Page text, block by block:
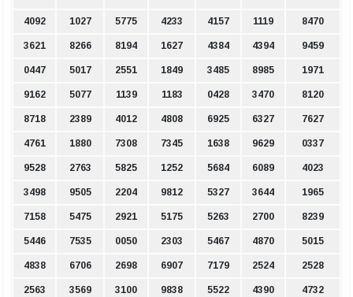
4092 1027 5775 4233 4157 1119 8470
3621 8266 8194 1627 4384 4394 9459
0447 5017 2551 1849 3485 8985 1971
9162 5077 1139 1183 0428 3470 8120
8718 2389 4012 4808 6925 6327 7627
4761 1880 7308 7345 1638 9629 0337
9528 2763 5825 1252 5684 6089 4023
3498 9505 2204 9812 5327 3644 1965
7158 5475 2921 5175 5263 2700 8239
5446 7535 0050 2303 5467 4870 5015
4838 6706 2698 6907 7179 2524 2528
2563 3569 3100 9838 5522 4390 4732